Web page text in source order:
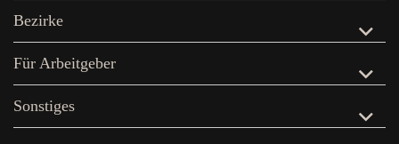
Bezirke
Für Arbeitgeber
Sonstiges